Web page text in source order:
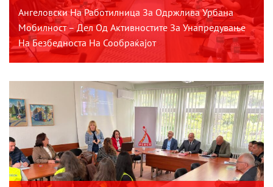
Ангеловски На Работилница За Одржлива Урбана
Мобилност – Дел Од Активностите За Унапредување
На Безбедноста На Сообраќајот